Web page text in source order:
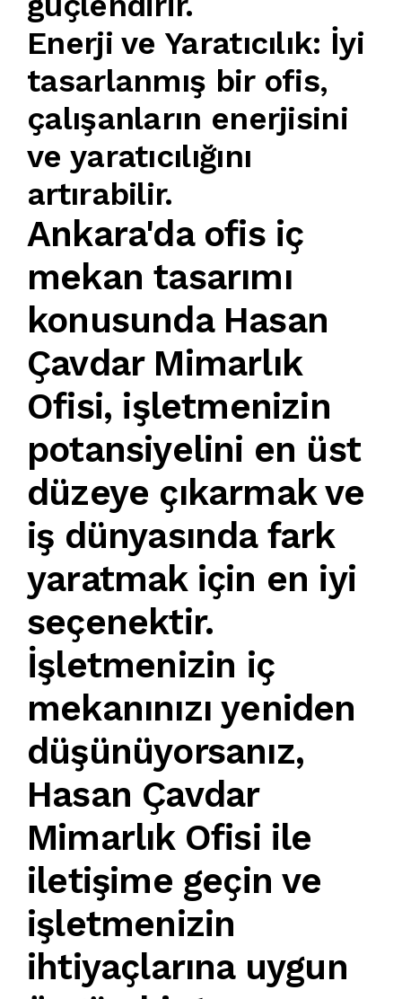
Enerji ve Yaratıcılık: İyi
tasarlanmış bir ofis,
çalışanların enerjisini
ve yaratıcılığını
artırabilir.
Ankara'da ofis iç
mekan tasarımı
konusundaHasan
Çavdar Mimarlık
Ofisi, işletmenizin
potansiyelini en üst
düzeye çıkarmak ve
iş dünyasında fark
yaratmak için en iyi
seçenektir.
İşletmenizin iç
mekanınızı yeniden
düşünüyorsanız,
Hasan Çavdar
Mimarlık Ofisi ile
iletişime geçin ve
işletmenizin
ihtiyaçlarına uygun